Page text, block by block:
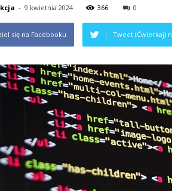
- 9 kwietnia 2024 366 0
się na Facebooku Tweet (Ćwierkaj)